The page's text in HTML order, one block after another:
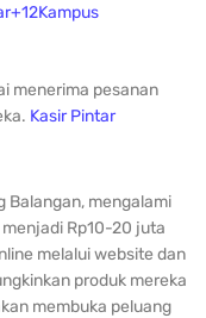
menerima pesanan
Kasir Pintar
Balangan, mengalami
Rp10-20 juta
melalui website dan
produk mereka
membuka peluang